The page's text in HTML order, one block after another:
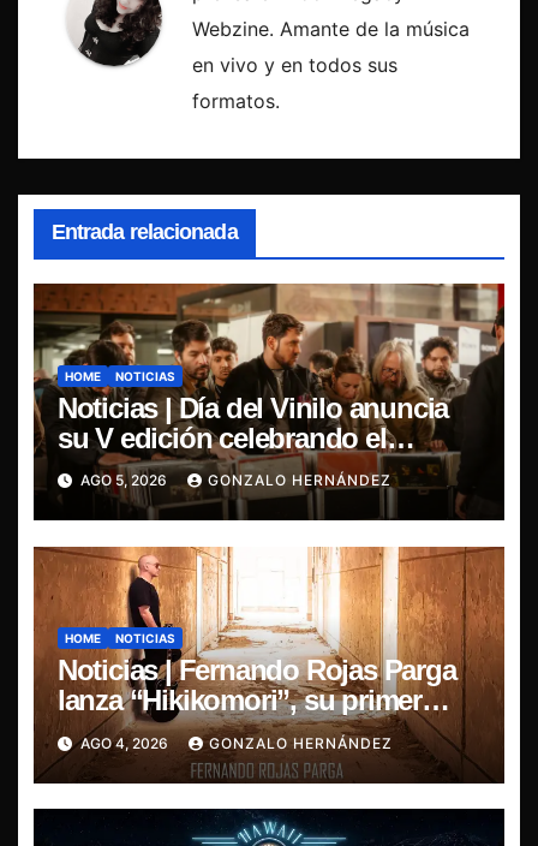
Webzine. Amante de la música
en vivo y en todos sus
formatos.
Entrada relacionada
HOME NOTICIAS
Noticias | Día del Vinilo anuncia
su V edición celebrando el
regreso del 7″ fabricado en Chile
AGO 5, 2026 GONZALO HERNÁNDEZ
HOME NOTICIAS
Noticias | Fernando Rojas Parga
lanza “Hikikomori”, su primer
disco solista
AGO 4, 2026 GONZALO HERNÁNDEZ